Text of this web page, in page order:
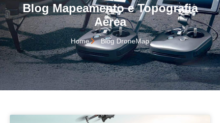
Blog Mapeamento e Topografia
Aérea
Home Blog DroneMap